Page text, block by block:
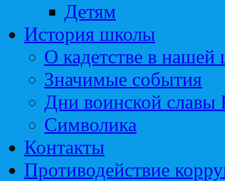
Детям
История школы
О кадетстве в нашей
Значимые события
Дни воинской славы
Символика
Контакты
Противодействие